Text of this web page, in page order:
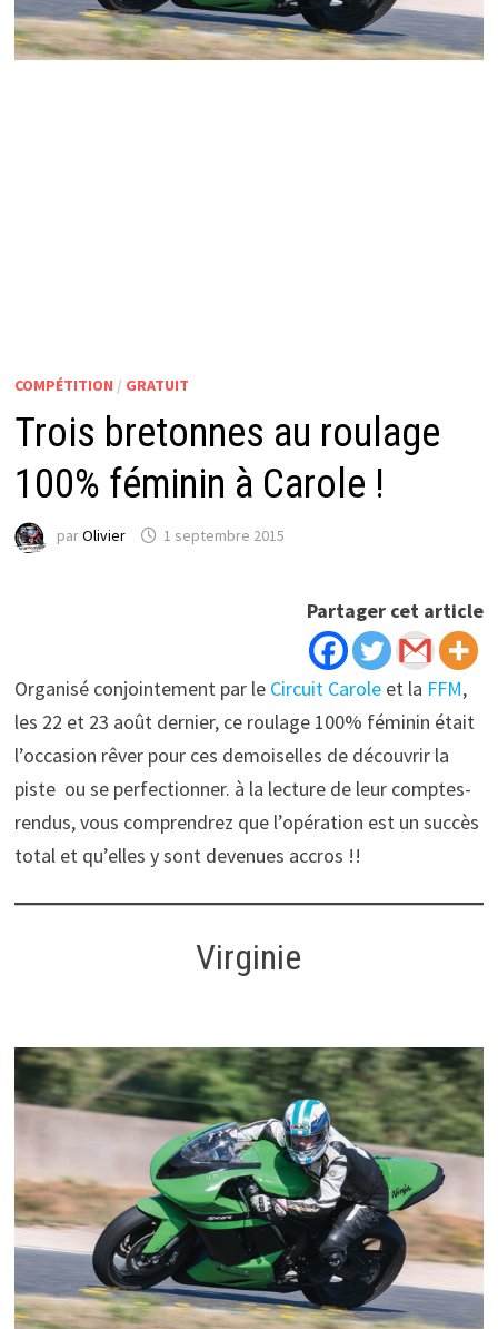
COMPÉTITION / GRATUIT
Trois bretonnes au roulage
100% féminin à Carole !
parOlivier 1 septembre 2015
Partager cet article
Organisé conjointement par le Circuit Caroleet la FFM,
les 22 et 23 août dernier, ce roulage 100% féminin était
l’occasion rêver pour ces demoiselles de découvrir la
piste ou se perfectionner. à la lecture de leur comptes-
rendus, vous comprendrez que l’opération est un succès
total et qu’elles y sont devenues accros !!
Virginie